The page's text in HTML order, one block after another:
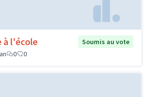
à l'école
Soumis au vote
0 0